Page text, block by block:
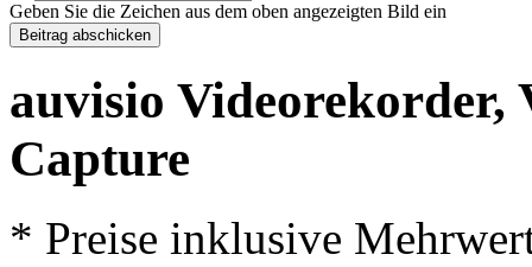
Geben Sie die Zeichen aus dem oben angezeigten Bild ein
auvisio Videorekorder,
Capture
* Preise inklusive